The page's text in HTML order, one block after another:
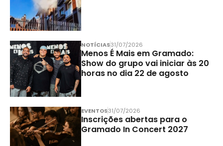
NOTÍCIAS31/07/2026
Menos É Mais em Gramado:
Show do grupo vai iniciar às 20
horas no dia 22 de agosto
EVENTOS31/07/2026
Inscrições abertas para o
Gramado In Concert 2027